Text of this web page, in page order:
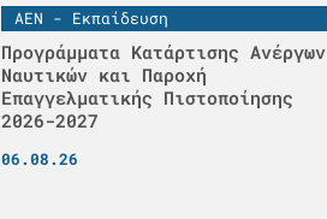
ΑΕΝ - Εκπαίδευση
Προγράμματα Κατάρτισης Ανέργων
Ναυτικών και Παροχή
Επαγγελματικής Πιστοποίησης
2026-2027
06.08.26